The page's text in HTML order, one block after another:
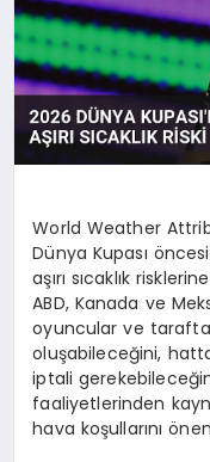
World Weather
Dünya Kupası
aşırı sıcaklık
ABD, Kanada ve
oyuncular ve
oluşabileceğini,
iptali
faaliyetlerinden
hava koşullarını